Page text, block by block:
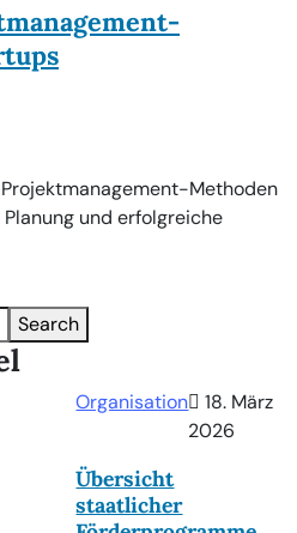
Methoden
und erfolgreiche
Search
Organisation
18. März
2026
Übersicht
staatlicher